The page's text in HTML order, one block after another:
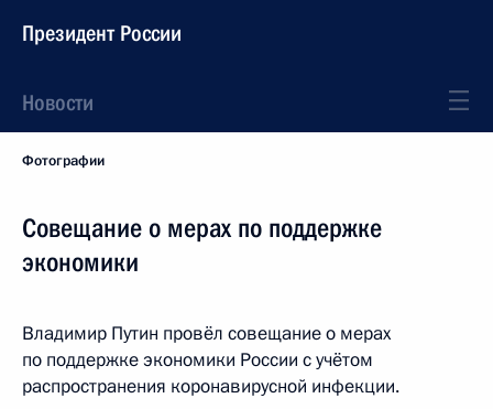
Президент России
Новости
Фотографии
Совещание о мерах по поддержке
экономики
Владимир Путин провёл совещание о мерах
по поддержке экономики России с учётом
распространения коронавирусной инфекции.